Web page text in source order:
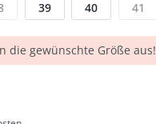
39 40 41
die gewünschte Größe aus!